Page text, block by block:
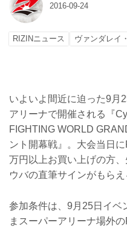
2016-09-24
RIZINニュース ヴァンダレイ
いよいよ間近に迫った9月
アリーナで開催される『
FIGHTING WORLD
ント開幕戦』。大会当日
万円以上お買い上げの方
ウバの直筆サインがもら
参加条件は、9月25日イベ
まスーパーアリーナ場外